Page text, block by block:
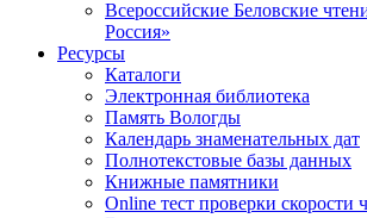
Всероссийские Беловские
Россия»
Ресурсы
Каталоги
Электронная библиотека
Память Вологды
Календарь знаменательных дат
Полнотекстовые базы данных
Книжные памятники
Online тест проверки скорости